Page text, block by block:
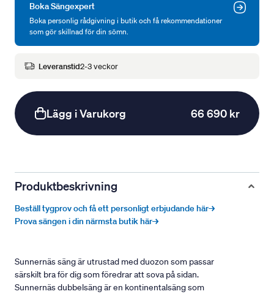
Boka Sängexpert
Boka personlig rådgivning i butik och få rekommendationer
som gör skillnad för din sömn.
Leveranstid2-3 veckor
Lägg i Varukorg 66 690 kr
Produktbeskrivning
Beställ tygprov och få ett personligt erbjudande här→
Prova sängen i din närmsta butik här→
Sunnernäs säng är utrustad med duozon som passar
särskilt bra för dig som föredrar att sova på sidan.
Sunnernäs dubbelsäng är en kontinentalsäng som